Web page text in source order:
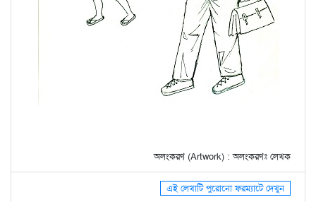
অলংকরণ (Artwork) : অলংকরণঃ লেখক
এই লেখাটি পুরোনো ফরম্যাটে দেখুন